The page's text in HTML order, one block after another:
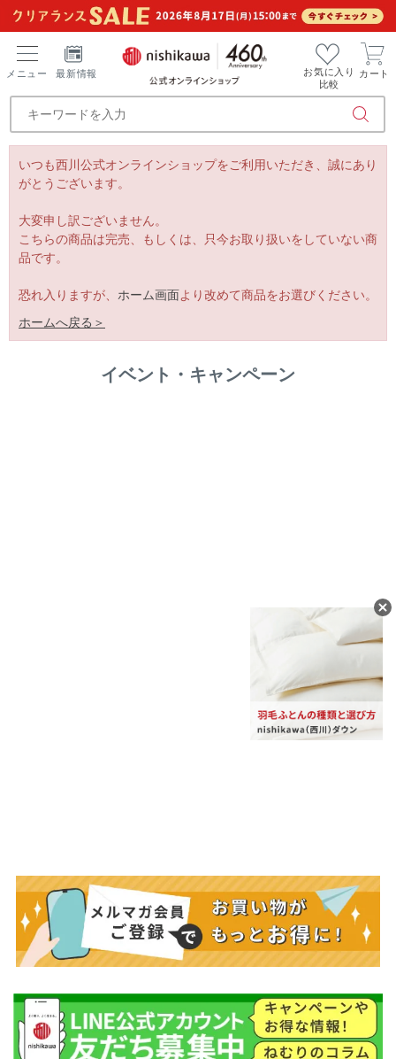
メニュー 最新情報
お気に入り
比較
カート
いつも西川公式オンラインショップをご利用いただき、誠にあり
がとうございます。
大変申し訳ございません。
こちらの商品は完売、もしくは、只今お取り扱いをしていない商
品です。
恐れ入りますが、 ホーム画面より改めて商品をお選びください。
ホームへ戻る＞
イベント・キャンペーン